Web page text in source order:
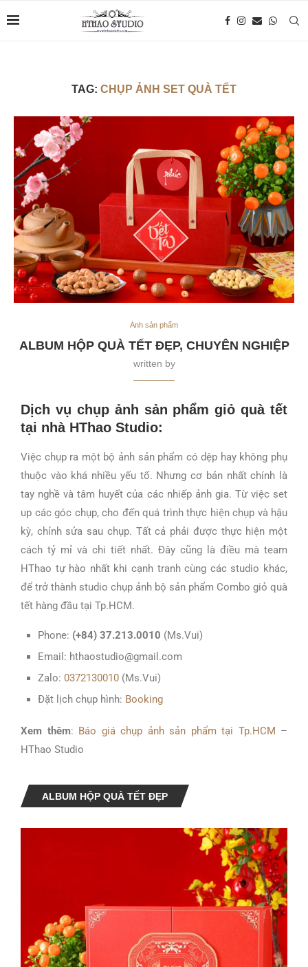
TAG: CHỤP ẢNH SET QUÀ TẾT
Ảnh sản phẩm
ALBUM HỘP QUÀ TẾT ĐẸP, CHUYÊN NGHIỆP
written by
Dịch vụ chụp ảnh sản phẩm giỏ quà tết
tại nhà HThao Studio:
Việc chụp ra một bộ ảnh sản phẩm có dệp hay không phụ
thuộc vào khá nhiều yếu tố. Nhưng cơ bản nhất chính là
tay nghề và tâm huyết của các nhiếp ảnh gia. Từ việc set
up các góc chụp, cho đến quá trình thực hiện chụp và hậu
kỳ, chỉnh sửa sau chụp. Tất cả phải được thực hiện một
cách tỷ mỉ và chi tiết nhất. Đây cũng là điều mà team
HThao tự hào nhất khi cạnh tranh cùng các studio khác,
để trở thành studio chụp ảnh bộ sản phẩm Combo giỏ quà
tết hàng đầu tại Tp.HCM.
Phone: (+84) 37.213.0010 (Ms.Vui)
Email: hthaostudio@gmail.com
Zalo: 0372130010 (Ms.Vui)
Đặt lịch chụp hình: Booking
Xem thêm: Báo giá chụp ảnh sản phẩm tại Tp.HCM –
HThao Studio
ALBUM HỘP QUÀ TẾT ĐẸP